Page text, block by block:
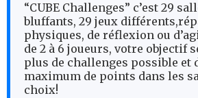
“CUBE Challenges” c’est 29
bluffants, 29 jeux
physiques, de réflexion ou
de 2 à 6 joueurs, votre objectif
plus de challenges possible et
maximum de points dans les
choix!